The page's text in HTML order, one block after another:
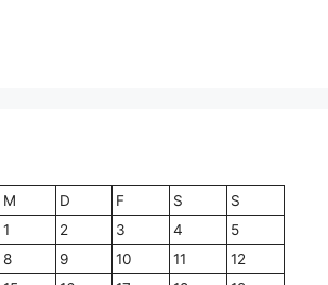
M D F S
S
1
2 3 4
5
8 9 10 11
12